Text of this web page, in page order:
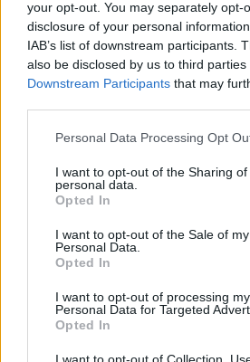
your opt-out. You may separately opt-
disclosure of your personal
IAB’s list of downstream participants.
also be disclosed by us to third parties
Downstream Participants that may
Personal Data Processing Opt
I want to opt-out of the Sharing of
personal data.
Opted In
I want to opt-out of the Sale of my
Personal Data.
Opted In
I want to opt-out of processing my
Personal Data for Targeted
Opted In
I want to opt-out of Collection,
Χρηματοδότηση 8 εκατ. ευρώ
σε 843 μέσα ενημέρωσης-
Ξεκίνησε το πενταετές
πρόγραμμα ενίσχυσης του
Τύπου
Η Chery επενδύει 75 εκατ. δολάρια στην
18.990 ευρώ
18η συνεχόμενη χρονιά για τον ΟΤΕ στη
FTSE4Good